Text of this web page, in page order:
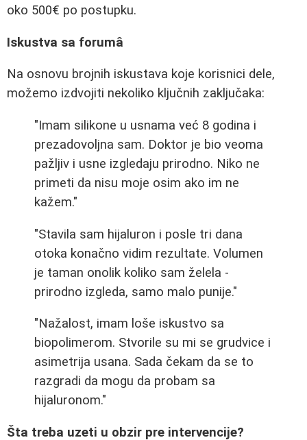
oko 500€ po postupku.
Iskustva sa forumâ
Na osnovu brojnih iskustava koje korisnici dele,
možemo izdvojiti nekoliko ključnih zaključaka:
"Imam silikone u usnama već 8 godina i
prezadovoljna sam. Doktor je bio veoma
pažljiv i usne izgledaju prirodno. Niko ne
primeti da nisu moje osim ako im ne
kažem."
"Stavila sam hijaluron i posle tri dana
otoka konačno vidim rezultate. Volumen
je taman onolik koliko sam želela -
prirodno izgleda, samo malo punije."
"Nažalost, imam loše iskustvo sa
biopolimerom. Stvorile su mi se grudvice i
asimetrija usana. Sada čekam da se to
razgradi da mogu da probam sa
hijaluronom."
Šta treba uzeti u obzir pre intervencije?